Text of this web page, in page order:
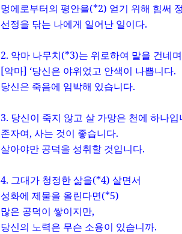
멍에로부터의 평안을(*2) 얻기 위해 힘써
선정을 닦는 나에게 일어난 일이다.
2. 악마 나무치(*3)는 위로하여 말을 건네
[악마] ‘당신은 야위었고 안색이 나쁩니다.
당신은 죽음에 임박해 있습니다.
3. 당신이 죽지 않고 살 가망은 천에 하나입
존자여, 사는 것이 좋습니다.
살아야만 공덕을 성취할 것입니다.
4. 그대가 청정한 삶을(*4) 살면서
성화에 제물을 올린다면(*5)
많은 공덕이 쌓이지만,
당신의 노력은 무슨 소용이 있습니까.